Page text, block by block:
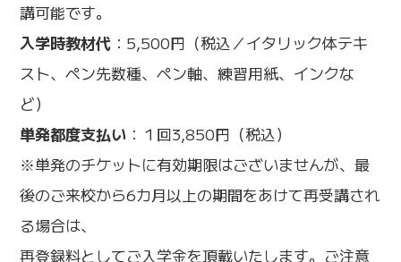
講可能です。
入学時教材代 ：5,500円（税込／イタリック体テキ
スト、ペン先数種、ペン軸、練習用紙、インクな
ど）
単発都度支払い ：１回3,850円（税込）
※単発のチケットに有効期限はございませんが、最
後のご来校から6カ月以上の期間をあけて再受講され
る場合は、
再登録料としてご入学金を頂戴いたします。ご注意